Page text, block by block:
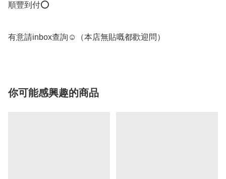
順豐到付⭕
有意請inbox查詢☺️（本店無貼嘅都歡迎問） 
你可能感興趣的商品